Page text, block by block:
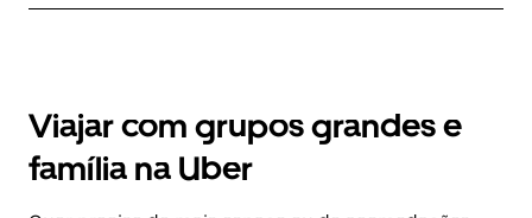
Viajar com grupos grandes e
família na Uber